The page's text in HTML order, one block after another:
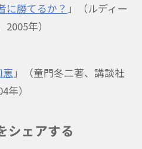
に勝てるか？ 」（ルディー
年）
」（童門冬二著、講談社
）
シェアする